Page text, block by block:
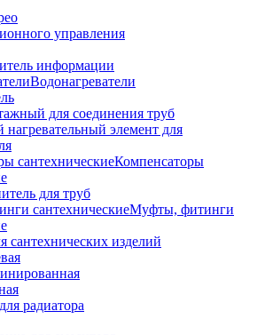
управления
информации
Водонагреватели
для соединения труб
нагревательный элемент для
Компенсаторы
для труб
Муфты, фитинги
сантехнических изделий
радиатора